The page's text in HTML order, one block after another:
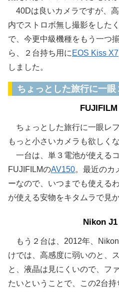
40Dは良いカメラですが、
内でストロボ無し撮影をした
で、今更中級機種をもう一つ
ら、２台持ち用に EOS Kiss X7
しました。
ちょっとした旅行に一
FUJIFILM
ちょっとした旅行に一眼レ
もっと小さいカメラも欲しくな
一台は、単３電池が使えるコ
FUJIFILMのAV150。最近のカ
ーなので、いつまでも使える
が使える安物をキタムラで見
Nikon
もう２台は、2012年、
けでは、高感度に弱いのと、
と、液晶は見にくいので、フ
たいということで、この2台持